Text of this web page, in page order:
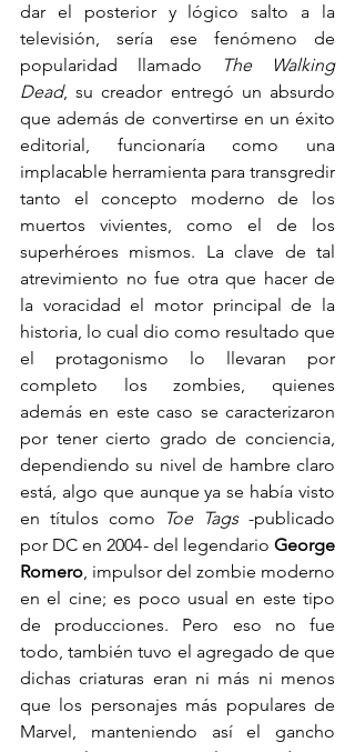
dar el posterior y lógico salto a la
televisión, sería ese fenómeno de
popularidad llamado
The Walking
Dead, su creador entregó un absurdo
que además de convertirse en un éxito
editorial, funcionaría como una
implacable herramienta para transgredir
tanto el concepto moderno de los
muertos vivientes, como el de los
superhéroes mismos. La clave de tal
atrevimiento no fue otra que hacer de
la voracidad el motor principal de la
historia, lo cual dio como resultado que
el protagonismo lo llevaran por
completo los zombies, quienes
además en este caso se caracterizaron
por tener cierto grado de conciencia,
dependiendo su nivel de hambre claro
está, algo que aunque ya se había visto
en títulos como
Toe Tags -publicado
por DC en 2004- del legendario George
Romero, impulsor del zombie moderno
en el cine; es poco usual en este tipo
de producciones. Pero eso no fue
todo, también tuvo el agregado de que
dichas criaturas eran ni más ni menos
que los personajes más populares de
Marvel, manteniendo así el gancho